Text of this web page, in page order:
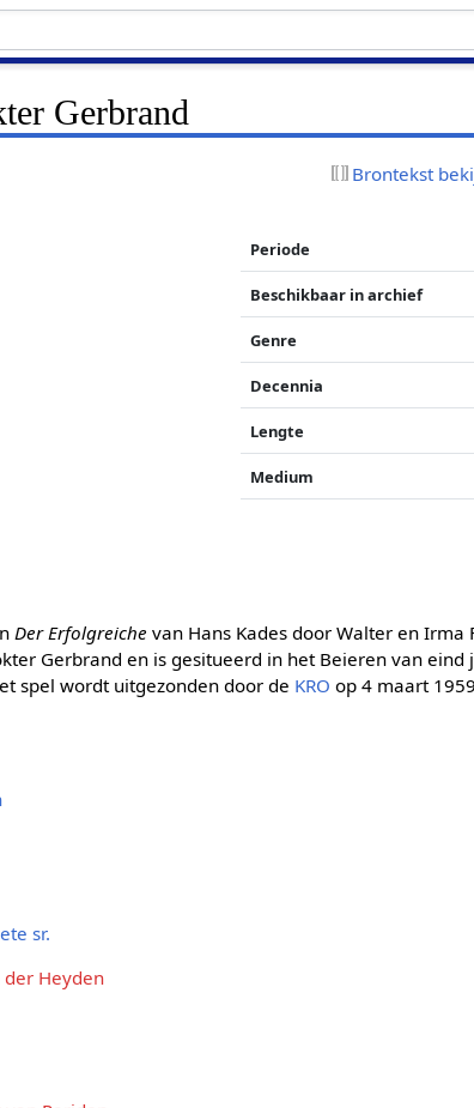
Gerbrand
Brontekst
Periode
Beschikbaar in archief
Genre
Decennia
Lengte
Medium
Der Erfolgreiche van Hans Kades door Walter en Irma
Gerbrand en is gesitueerd in het Beieren van eind
spel wordt uitgezonden door de KRO op 4 maart
sr.
der Heyden